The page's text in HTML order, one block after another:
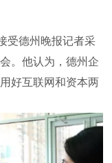
受德州晚报记者采
。他认为，德州企
好互联网和资本两